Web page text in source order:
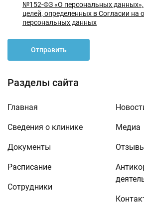
Разделы сайта
Главная
Сведения о клинике
Документы
Расписание
Сотрудники
Медиа
№152-ФЗ «О персональных данных»,
целей, определенных в Согласии на
персональных данных
Отправить